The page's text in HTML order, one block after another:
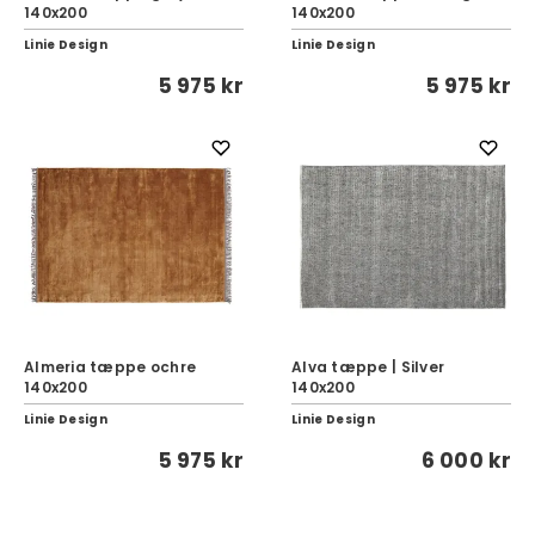
140x200
Linie Design
5 975 kr
140x200
Linie Design
5 975 kr
Almeria tæppe ochre
140x200
Linie Design
5 975 kr
Alva tæppe | Silver
140x200
Linie Design
6 000 kr